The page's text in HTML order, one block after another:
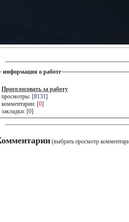
информация о работе
Проголосовать за работу
просмотры: [8131]
комментарии: [0]
закладки: [0]
(выбрать просмотр